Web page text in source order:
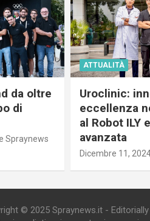
da oltre
di
Spraynews
ATTUALITÀ
Uroclinic:
eccellenza
al Robot ILY
avanzata
Dicembre 11,
© 2025 Spraynews.it -